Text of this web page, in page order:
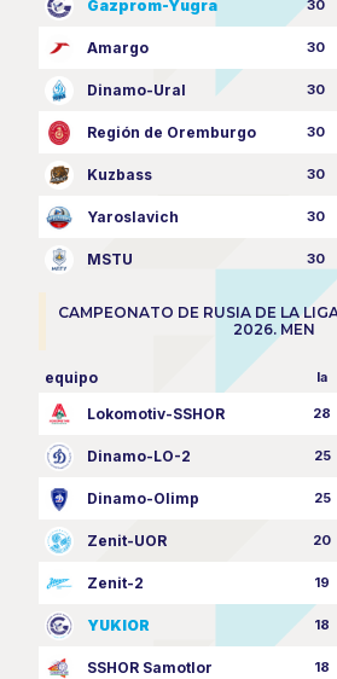
Gazprom-Yugra 30
Amargo 30
Dinamo-Ural 30
Región de Oremburgo 30
Kuzbass 30
Yaroslavich 30
MSTU 30
CAMPEONATO DE RUSIA DE LA
2026. MEN
equipo la
Lokomotiv-SSHOR 28
Dinamo-LO-2 25
Dinamo-Olimp 25
Zenit-UOR 20
Zenit-2 19
YUKIOR 18
SSHOR Samotlor 18